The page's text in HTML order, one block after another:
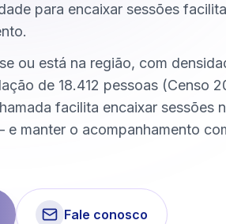
para encaixar sessões
ou está na região, com
de 18.412 pessoas (Censo
facilita encaixar sessões
manter o acompanhamento
Fale conosco